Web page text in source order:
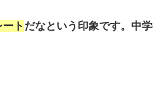
ト だなという印象です。中